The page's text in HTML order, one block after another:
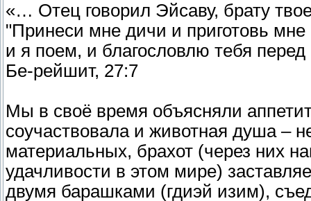
«… Отец говорил Эйсаву, брату
"Принеси мне дичи и приготовь мне
и я поем, и благословлю тебя
Бе-рейшит, 27:7
Мы в своё время объясняли
соучаствовала и животная душа –
материальных, брахот (через них
удачливости в этом мире)
двумя барашками (гдиэй изим),